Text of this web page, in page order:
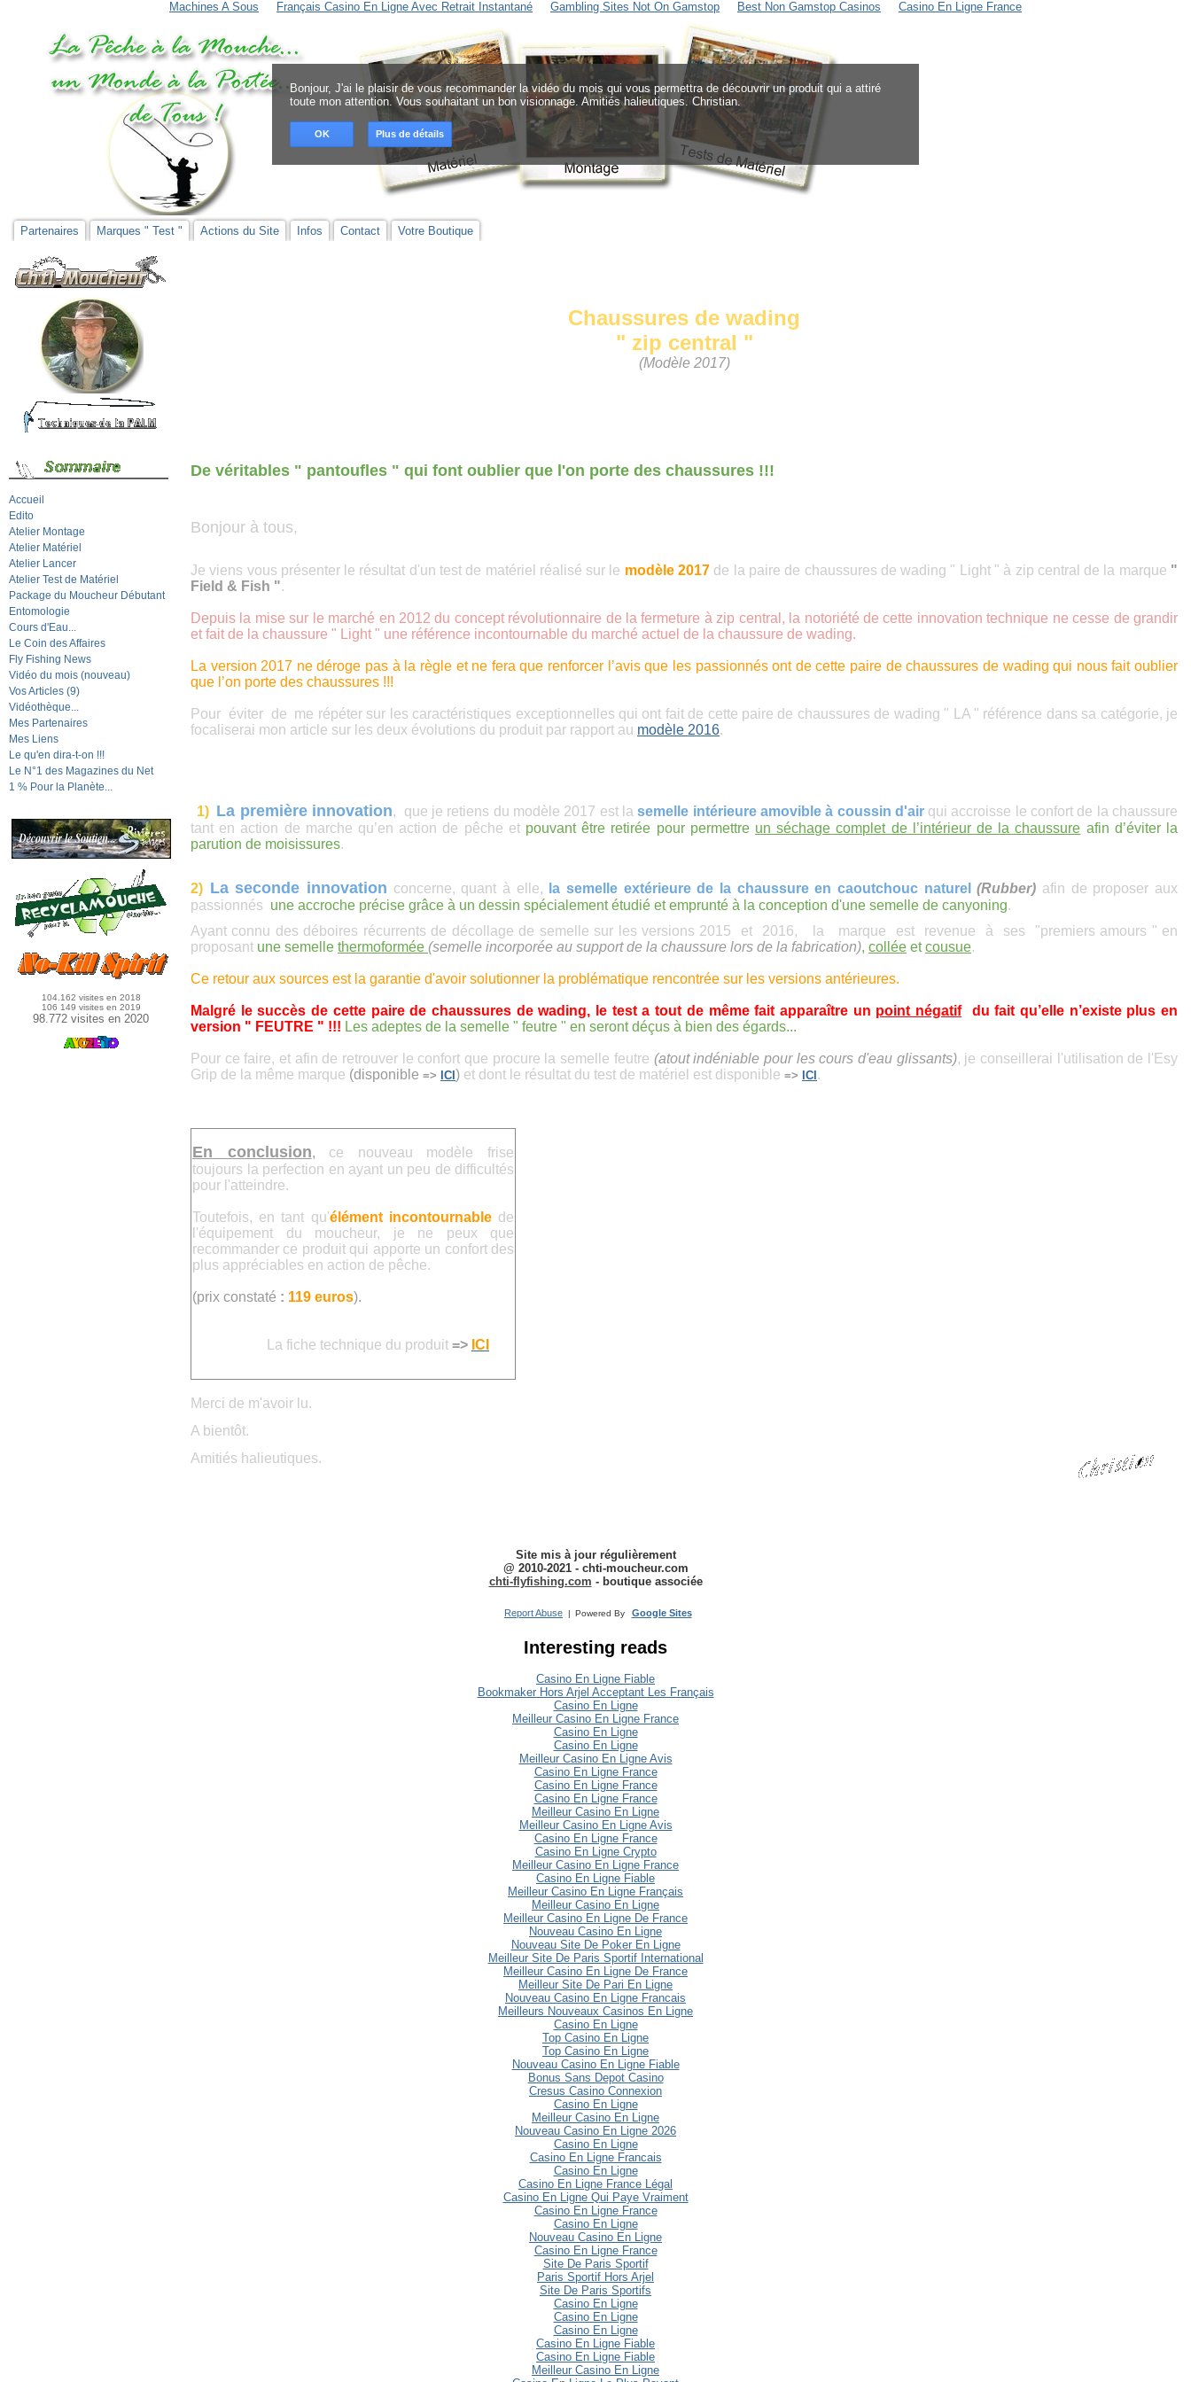
Bonjour, J'ai le plaisir de vous recommander la vidéo du mois qui vous permettra de découvrir un produit qui a attiré
toute mon attention. Vous souhaitant un bon visionnage. Amitiés halieutiques. Christian.
OK Plus de détails
Machines A Sous Français Casino En Ligne Avec Retrait Instantané Gambling Sites Not On Gamstop Best Non Gamstop Casinos Casino En Ligne France
Partenaires Marques " Test " Actions du Site Infos Contact Votre Boutique
Accueil
Edito
Atelier Montage
Atelier Matériel
Atelier Lancer
Atelier Test de Matériel
Package du Moucheur Débutant
Entomologie
Cours d'Eau...
Le Coin des Affaires
Fly Fishing News
Vidéo du mois (nouveau)
Vos Articles (9)
Vidéothèque...
Mes Partenaires
Mes Liens
Le qu'en dira-t-on !!!
Le N°1 des Magazines du Net
1 % Pour la Planète...
104.162 visites en 2018
106 149 visites en 2019
98.772 visites en 2020
Chaussures de wading
" zip central "
(Modèle 2017)
De véritables " pantoufles " qui font oublier que l'on porte des chaussures !!!
Bonjour à tous,
Je viens vous présenter le résultat d'un test de matériel réalisé sur le modèle 2017 de la paire de chaussures de wading " Light " à zip central de la marque "
Field & Fish ".
Depuis la mise sur le marché en 2012 du concept révolutionnaire de la fermeture à zip central, la notoriété de cette innovation technique ne cesse de grandir
et fait de la chaussure " Light " une référence incontournable du marché actuel de la chaussure de wading.
La version 2017 ne déroge pas à la règle et ne fera que renforcer l’avis que les passionnés ont de cette paire de chaussures de wading qui nous fait oublier
que l’on porte des chaussures !!!
Pour éviter de me répéter sur les caractéristiques exceptionnelles qui ont fait de cette paire de chaussures de wading " LA " référence dans sa catégorie, je
focaliserai mon article sur les deux évolutions du produit par rapport au modèle 2016.
1) La première innovation, que je retiens du modèle 2017 est lasemelle intérieureamovibleà coussin d'air qui accroisse le confort de la chaussure
tant en action de marche qu’en action de pêche et pouvant être retirée pour permettre un séchage complet de l’intérieur de la chaussure afin d’éviter la
parution de moisissures.
2) La seconde innovation concerne, quant à elle, la semelle extérieure de la chaussure encaoutchouc naturel(Rubber) afin de proposer aux
passionnés une accroche précise grâce à un dessin spécialement étudié et emprunté à la conception d'une semelle de canyoning.
Ayant connu des déboires récurrents de décollage de semelle sur les versions 2015 et 2016, la marque est revenue à ses "premiers amours " en
proposant une semelle thermoformée (semelle incorporée au support de la chaussure lors de la fabrication), collée etcousue.
Ce retour aux sources est la garantie d'avoir solutionner la problématique rencontrée sur les versions antérieures.
Malgré le succès de cette paire de chaussures de wading, le test a tout de même fait apparaître un point négatifdu fait qu’elle n’existe plusen
version " FEUTRE " !!! Les adeptes de la semelle " feutre " en seront déçus à bien des égards...
Pour ce faire, et afin de retrouver le confort que procure la semelle feutre (atout indéniable pour les cours d'eau glissants), je conseillerai l'utilisation de l'Esy
Grip de la même marque (disponible => ICI) et dont le résultat du test de matériel est disponible => ICI.
En conclusion,
ce nouveau modèle frise
toujours la perfection en ayant un peu de difficultés
pour l'atteindre.
Toutefois, en tant qu'élément incontournablede
l'équipement du moucheur, je ne peux que
recommander ce produit qui apporte un confort des
plus appréciables en action de pêche.
(prix constaté : 119 euros).
La fiche technique du produit => ICI
Merci de m'avoir lu.
A bientôt.
Amitiés halieutiques.
Site mis à jour régulièrement
@ 2010-2021 - chti-moucheur.com
chti-flyfishing.com - boutique associée
Report Abuse | Powered By Google Sites
Interesting reads
Casino En Ligne Fiable
Bookmaker Hors Arjel Acceptant Les Français
Casino En Ligne
Meilleur Casino En Ligne France
Casino En Ligne
Casino En Ligne
Meilleur Casino En Ligne Avis
Casino En Ligne France
Casino En Ligne France
Casino En Ligne France
Meilleur Casino En Ligne
Meilleur Casino En Ligne Avis
Casino En Ligne France
Casino En Ligne Crypto
Meilleur Casino En Ligne France
Casino En Ligne Fiable
Meilleur Casino En Ligne Français
Meilleur Casino En Ligne
Meilleur Casino En Ligne De France
Nouveau Casino En Ligne
Nouveau Site De Poker En Ligne
Meilleur Site De Paris Sportif International
Meilleur Casino En Ligne De France
Meilleur Site De Pari En Ligne
Nouveau Casino En Ligne Francais
Meilleurs Nouveaux Casinos En Ligne
Casino En Ligne
Top Casino En Ligne
Top Casino En Ligne
Nouveau Casino En Ligne Fiable
Bonus Sans Depot Casino
Cresus Casino Connexion
Casino En Ligne
Meilleur Casino En Ligne
Nouveau Casino En Ligne 2026
Casino En Ligne
Casino En Ligne Francais
Casino En Ligne
Casino En Ligne France Légal
Casino En Ligne Qui Paye Vraiment
Casino En Ligne France
Casino En Ligne
Nouveau Casino En Ligne
Casino En Ligne France
Site De Paris Sportif
Paris Sportif Hors Arjel
Site De Paris Sportifs
Casino En Ligne
Casino En Ligne
Casino En Ligne
Casino En Ligne Fiable
Casino En Ligne Fiable
Meilleur Casino En Ligne